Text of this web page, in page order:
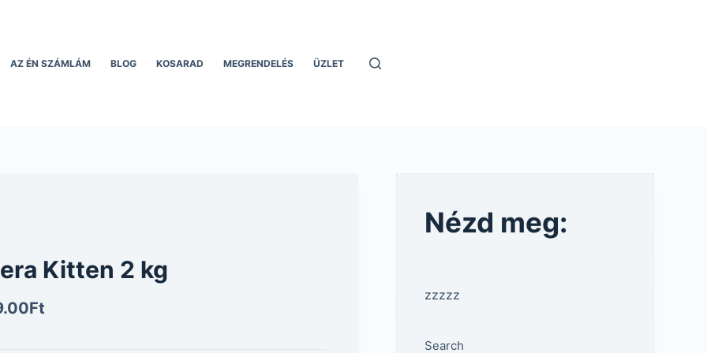
AZ ÉN SZÁMLÁM BLOG KOSARAD MEGRENDELÉS ÜZLET
Kitten 2 kg
Ft
Nézd meg:
zzzzz
Search